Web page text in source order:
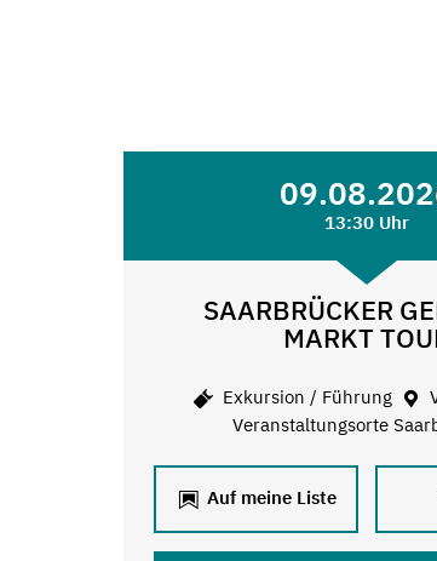
13:30 Uhr
SAARBRÜCKER
MARKT
Exkursion / Führung
Veranstaltungsorte
Auf meine Liste